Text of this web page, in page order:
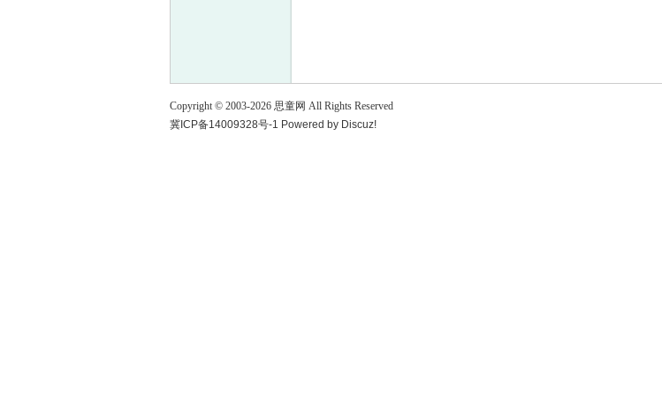
Copyright © 2003-2026 思童网 All Rights Reserved
冀ICP备14009328号-1 Powered by Discuz!